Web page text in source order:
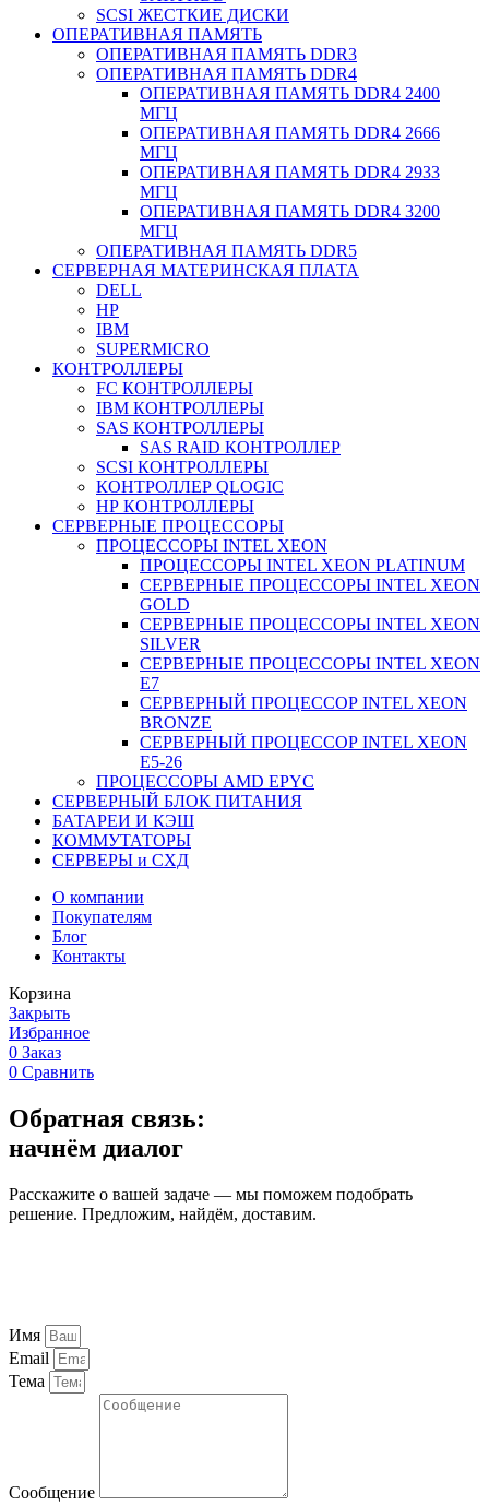
SCSI ЖЕСТКИЕ ДИСКИ
ОПЕРАТИВНАЯ ПАМЯТЬ
ОПЕРАТИВНАЯ ПАМЯТЬ DDR3
ОПЕРАТИВНАЯ ПАМЯТЬ DDR4
ОПЕРАТИВНАЯ ПАМЯТЬ DDR4 2400
МГЦ
ОПЕРАТИВНАЯ ПАМЯТЬ DDR4 2666
МГЦ
ОПЕРАТИВНАЯ ПАМЯТЬ DDR4 2933
МГЦ
ОПЕРАТИВНАЯ ПАМЯТЬ DDR4 3200
МГЦ
ОПЕРАТИВНАЯ ПАМЯТЬ DDR5
СЕРВЕРНАЯ МАТЕРИНСКАЯ ПЛАТА
DELL
HP
IBM
SUPERMICRO
КОНТРОЛЛЕРЫ
FC КОНТРОЛЛЕРЫ
IBM КОНТРОЛЛЕРЫ
SAS КОНТРОЛЛЕРЫ
SAS RAID КОНТРОЛЛЕР
SCSI КОНТРОЛЛЕРЫ
КОНТРОЛЛЕР QLOGIC
НР КОНТРОЛЛЕРЫ
СЕРВЕРНЫЕ ПРОЦЕССОРЫ
ПРОЦЕССОРЫ INTEL XEON
ПРОЦЕССОРЫ INTEL XEON PLATINUM
СЕРВЕРНЫЕ ПРОЦЕССОРЫ INTEL XEON
GOLD
СЕРВЕРНЫЕ ПРОЦЕССОРЫ INTEL XEON
SILVER
СЕРВЕРНЫЕ ПРОЦЕССОРЫ INTEL XEON
Е7
СЕРВЕРНЫЙ ПРОЦЕССОР INTEL XEON
BRONZE
СЕРВЕРНЫЙ ПРОЦЕССОР INTEL XEON
Е5-26
ПРОЦЕССОРЫ AMD EPYC
СЕРВЕРНЫЙ БЛОК ПИТАНИЯ
БАТАРЕИ И КЭШ
КОММУТАТОРЫ
СЕРВЕРЫ и СХД
О компании
Покупателям
Блог
Контакты
Корзина
Закрыть
Избранное
0 Заказ
0 Сравнить
Обратная связь:
начнём диалог
Расскажите о вашей задаче — мы поможем подобрать
решение. Предложим, найдём, доставим.
Имя
Email
Тема
Сообщение